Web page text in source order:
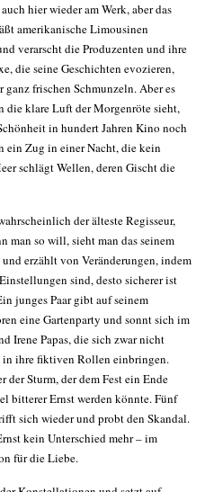
hier wieder am Werk, aber das
amerikanische Limousinen
verarscht die Produzenten und ihre
die seine Geschichten evozieren,
frischen Schmunzeln. Aber es
die klare Luft der Morgenröte sieht,
in hundert Jahren Kino noch
ein Zug in einer Nacht, die kein
schlägt Wellen, deren Gischt die
der älteste Regisseur,
man so will, sieht man das seinem
erzählt von Veränderungen, indem
sind, desto sicherer ist
junges Paar gibt auf seinem
eine Gartenparty und sonnt sich im
Irene Papas, die sich zwar nicht
in ihre fiktiven Rollen einbringen.
Sturm, der dem Fest ein Ende
bitterer Ernst werden könnte. Fünf
sich wieder und probt den Skandal.
kein Unterschied mehr – im
für die Liebe.